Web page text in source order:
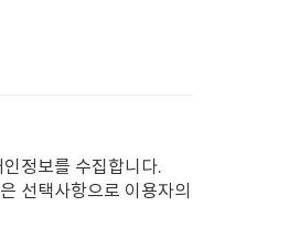
정보를 수집합니다.
선택사항으로 이용자의